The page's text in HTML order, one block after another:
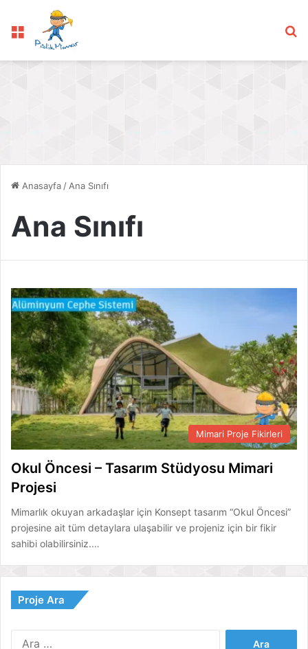
Menü
Anasayfa / Ana Sınıfı
Ana Sınıfı
Mimari Proje Fikirleri
Okul Öncesi – Tasarım Stüdyosu Mimari
Projesi
Mimarlık okuyan arkadaşlar için Konsept tasarım “Okul Öncesi”
projesine ait tüm detaylara ulaşabilir ve projeniz için bir fikir
sahibi olabilirsiniz.…
Proje Ara